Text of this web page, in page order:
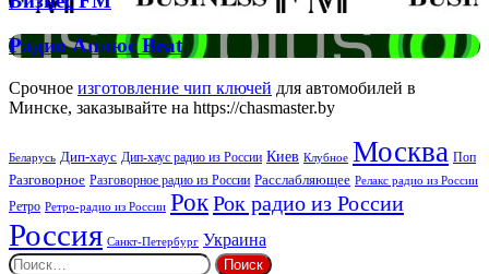
Радио
Аплюс
Beat
Радио Аплюс Beat
Срочное изготовление чип ключей для автомобилей в
Минске, заказывайте на https://chasmaster.by
Беларусь Дип-хаус Дип-хаус радио из России Киев Клубное Москва Поп
Разговорное Разговорное радио из России Расслабляющее Релакс радио из России
Ретро Ретро-радио из России РокРок радио из России
Россия Санкт-Петербург Украина
Найти: